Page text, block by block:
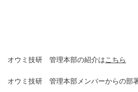
オウミ技研 管理本部の紹介はこちら
オウミ技研 管理本部メンバーからの部